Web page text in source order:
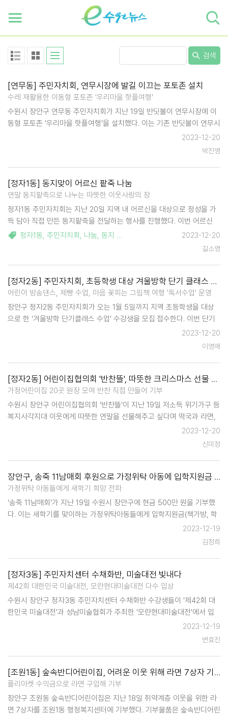
검색
[연무동] 주민자치회, 연무시장에 발길 이끄는 포토존 설치
수레 재활용한 이동형 포토존 '우리마을 핫플여행'
수원시 장안구 연무동 주민자치회가 지난 19일 반딧불이 연무시장에 이
동형 포토존 '우리마을 핫플여행'을 설치했다. 이는 기존 반딧불이 연무시
장상인회가 사용했던 이동식 매대 수레를 재활용한 이동형 포토존이다.
2023-12-20
박진영
[정자1동] 동지맞이 어르신 팥죽 나눔
연말 동지팥죽으로 나누는 따뜻한 이웃사랑의 장
정자1동 주민자치회는 지난 20일 지역 내 어르신을 대상으로 정성을 가
득 담아 직접 만든 동지팥죽을 전달하는 행사를 진행했다. 이번 어르신
팥죽 나눔 행사는 정자1동 주민자치회 위원들이 직접 팥죽을 만들어 동
정자1동, 주민자치회 , 나눔, 동지 팥죽
2023-12-20
길소영
[정자2동] 주민자치회, 초등학생 대상 겨울방학 단기 클래스 개강
어린이 방송댄스, 제빵 수업, 마음 꽃피는 그림책 여행 '독서수업' 운영
장안구 정자2동 주민자치회가 오는 1월 5일까지 지역 초등학생을 대상
으로 한 '겨울방학 단기클래스 수업' 수강생을 모집‧접수한다. 이번 단기
클래스는 일률적인 성인 위주 프로그램에서 벗어나 나른해지기 쉬운 겨
2023-12-20
이영애
[정자2동] 어린이집협의회 '반찬뜰', 따뜻한 크리스마스 선물 나눔
가정어린이집 20곳 원장 모여 반찬 직접 만들어 기부
수원시 장안구 어린이집협의회 '반찬뜰'이 지난 19일 저소득 위기가구 등
복지사각지대 이웃에게 따뜻한 연말을 선물해주고 싶다며 떡국과 라면,
과일 등을 정자2동 행정복지센터에 기탁했다. 이날 이웃과 함께하는 따
2023-12-20
신미정
장안구, 송죽 11남매회 후원으로 가정위탁 아동에 입학지원금 500만 원 전달
가정위탁 아동들에게 새학기 희망 전파
'송죽 11남매회'가 지난 19일 수원시 장안구에 현금 500만 원을 기부했
다. 이는 새학기를 맞이하는 가정위탁아동들에게 입학지원금(책가방, 학
용품 구입용)을 지급하여 새로운 환경에 잘 적응할 수 있도록 하기 위해
2023-12-19
김정희
[정자3동] 주민자치센터 수채화반, 미술대전 빛내다
제42회 대한민국 미술대전, 모란현대미술대전 다수 입상
수원시 장안구 정자3동 주민자치센터 수채화반 수강생들이 '제42회 대
한민국 미술대전'과 성남미술협회가 주최한 '모란현대미술대전'에서 입
상했다. 홍복연 수강생은 제42회 대한민국 미술대전의 구상 부분에서 입
2023-12-19
변효진
[조원1동] 숲속반디어린이집, 어려운 이웃 위해 라면 7상자 기부
플리마켓 수익금으로 라면 구입해 기부
장안구 조원동 숲속반디어린이집은 지난 18일 취약계층 이웃을 위한 라
면 7상자를 조원1동 행정복지센터에 기부했다. 기부물품은 숲속반디어린